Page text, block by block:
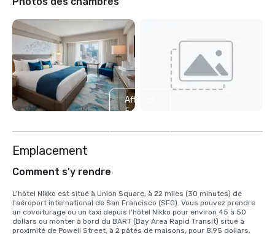
Afficher
5
Emplacement
Comment s'y rendre
L'hôtel Nikko est situé à Union Square, à 22 miles (30 minutes) de
l'aéroport international de San Francisco (SFO). Vous pouvez prendre
un covoiturage ou un taxi depuis l'hôtel Nikko pour environ 45 à 50
dollars ou monter à bord du BART (Bay Area Rapid Transit) situé à
proximité de Powell Street, à 2 pâtés de maisons, pour 8,95 dollars.